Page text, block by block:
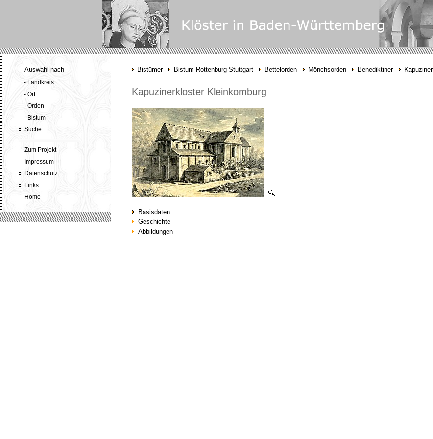
Auswahl nach
- Landkreis
- Ort
- Orden
- Bistum
Suche
Zum Projekt
Impressum
Datenschutz
Links
Home
Bistümer Bistum Rottenburg-Stuttgart Bettelorden Mönchsorden Benediktiner Kapuziner
Kapuzinerkloster Kleinkomburg
Basisdaten
Geschichte
Abbildungen